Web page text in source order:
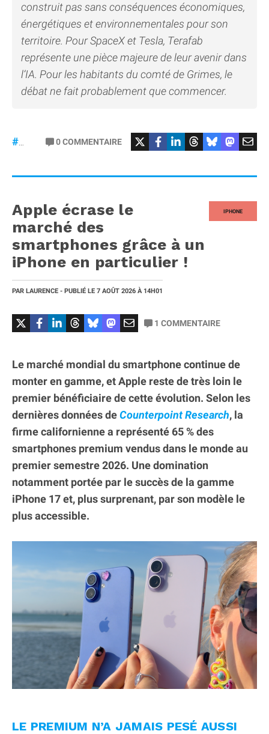
construit pas sans conséquences économiques,
énergétiques et environnementales pour son
territoire. Pour SpaceX et Tesla, Terafab
représente une pièce majeure de leur avenir dans
l’IA. Pour les habitants du comté de Grimes, le
débat ne fait probablement que commencer.
#SpaceX#Tesla
0COMMENTAIRE
IPHONE
Apple écrase le
marché des
smartphones grâce à un
iPhone en particulier !
PAR LAURENCE - PUBLIÉ LE 7 AOÛT 2026 À 14H01
1 COMMENTAIRE
Le marché mondial du smartphone continue de
monter en gamme, et Apple reste de très loin le
premier bénéficiaire de cette évolution. Selon les
dernières données deCounterpoint Research, la
firme californienne a représenté 65 % des
smartphones premium vendus dans le monde au
premier semestre 2026. Une domination
notamment portée par le succès de la gamme
iPhone 17 et, plus surprenant, par son modèle le
plus accessible.
LE PREMIUM N’A JAMAIS PESÉ AUSSI